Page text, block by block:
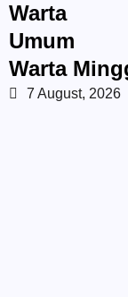
Warta
Umum
Warta
7 August, 2026